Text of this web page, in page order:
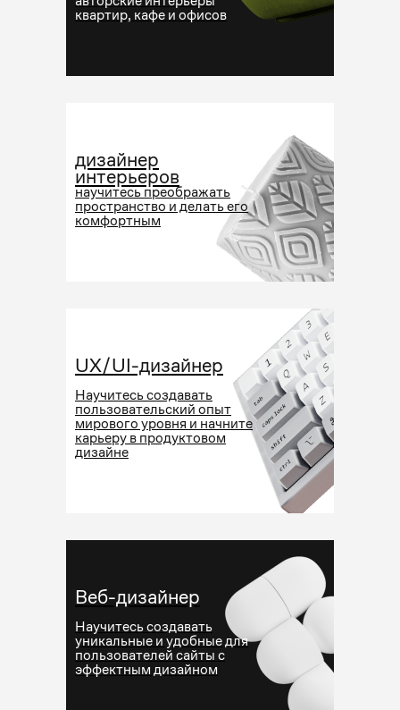
квартир, кафе и офисов
дизайнер
интерьеров
научитесь преображать
пространство и делать его
комфортным
UX/UI-дизайнер
Научитесь создавать
пользовательский опыт
мирового уровня и начните
карьеру в продуктовом
дизайне
Веб-дизайнер
Научитесь создавать
уникальные и удобные для
пользователей сайты с
эффектным дизайном